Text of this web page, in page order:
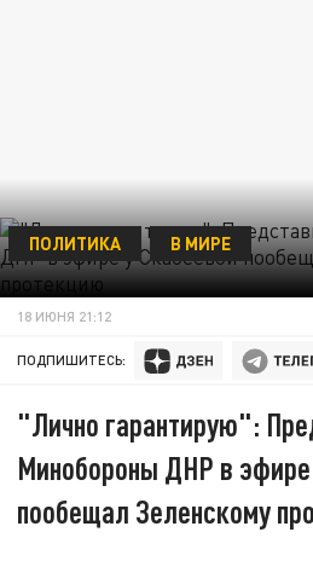
ПОЛИТИКА В МИРЕ
18 ИЮНЯ 21:12
ПОДПИШИТЕСЬ:
"Лично гарантирую":
Минобороны ДНР в эфире
пообещал Зеленскому